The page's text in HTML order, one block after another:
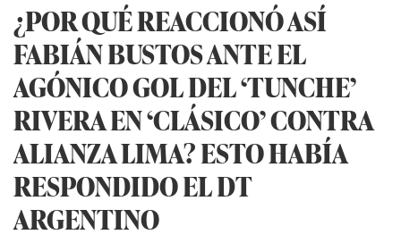
¿POR QUÉ REACCIONÓ ASÍ
FABIÁN BUSTOS ANTE EL
AGÓNICO GOL DEL ‘TUNCHE’
RIVERA EN ‘CLÁSICO’ CONTRA
ALIANZA LIMA? ESTO HABÍA
RESPONDIDO EL DT
ARGENTINO